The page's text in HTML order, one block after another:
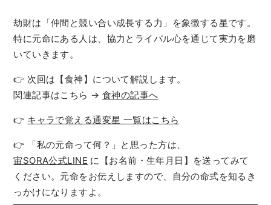
劫財は「仲間と競い合い成長する力」を象徴する星です。
特に元命にある人は、協力とライバル心を通じて実力を磨
いていきます。
👉 次回は【食神】について解説します。
関連記事はこちら →食神の記事へ
👉 キャラで覚える通変星 一覧はこちら
👉 「私の元命って何？」と思った方は、
宙SORA公式LINE に【お名前・生年月日】を送ってみて
ください。元命をお伝えしますので、自分の命式を知るき
っかけになりますよ。